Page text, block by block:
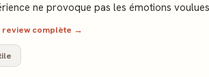
ne provoque pas les émotions
review complète →